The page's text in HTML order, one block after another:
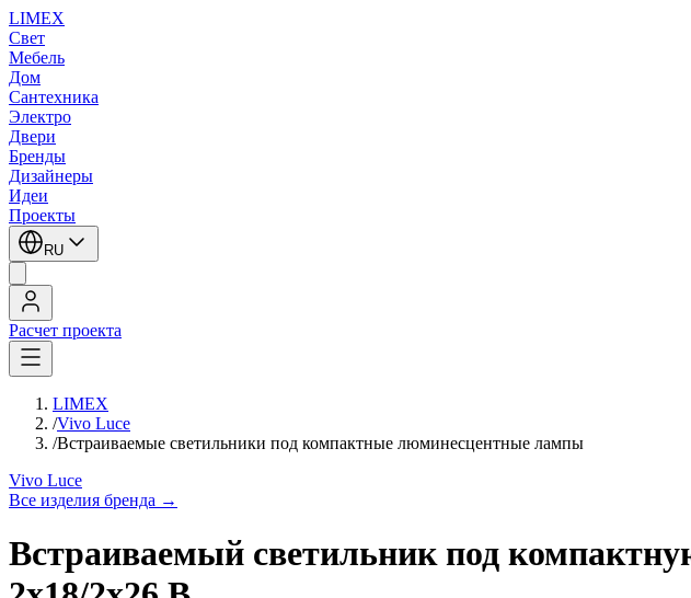
LIMEX
Свет
Мебель
Дом
Сантехника
Электро
Двери
Бренды
Дизайнеры
Идеи
Проекты
RU
Расчет проекта
LIMEX
/Vivo Luce
/Встраиваемые светильники под компактные люминесцентные лампы
Vivo Luce
Все изделия бренда →
Встраиваемый светильник под